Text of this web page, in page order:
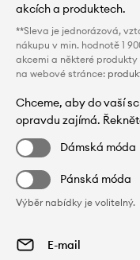
akcích a produktech.
**Sleva je jednorázová,
nákupu v min. hodnotě 1
akcemi a některé
na webové stránce:
Chceme, aby do vaší
opravdu zajímá.
Dámská móda
Pánská móda
Výběr nabídky je volitelný.